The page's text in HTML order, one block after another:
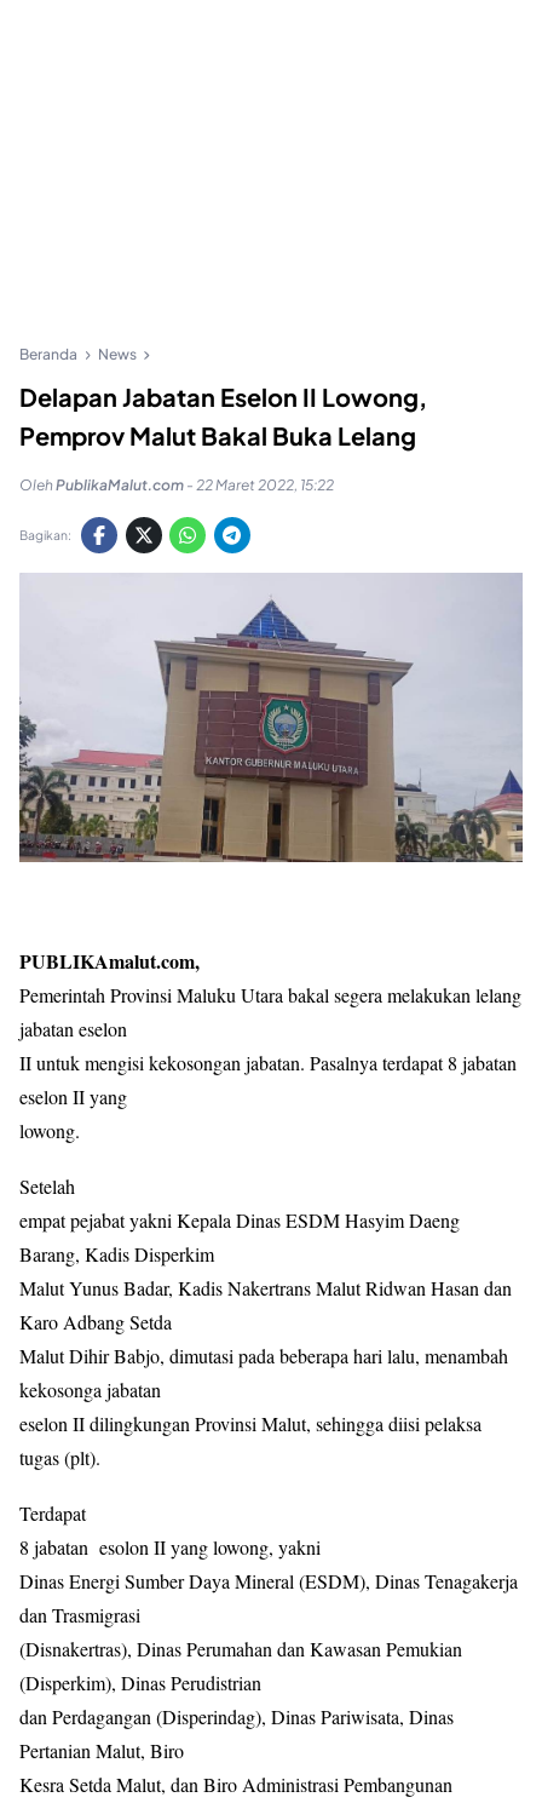
Beranda News
Delapan Jabatan Eselon II Lowong,
Pemprov Malut Bakal Buka Lelang
OlehPublikaMalut.com - 22 Maret 2022, 15:22
Bagikan:
PUBLIKAmalut.com,
Pemerintah Provinsi Maluku Utara bakal segera melakukan lelang
jabatan eselon
II untuk mengisi kekosongan jabatan. Pasalnya terdapat 8 jabatan
eselon II yang
lowong.
Setelah
empat pejabat yakni Kepala Dinas ESDM Hasyim Daeng
Barang, Kadis Disperkim
Malut Yunus Badar, Kadis Nakertrans Malut Ridwan Hasan dan
Karo Adbang Setda
Malut Dihir Babjo, dimutasi pada beberapa hari lalu, menambah
kekosonga jabatan
eselon II dilingkungan Provinsi Malut, sehingga diisi pelaksa
tugas (plt).
Terdapat
8 jabatan esolon II yang lowong, yakni
Dinas Energi Sumber Daya Mineral (ESDM), Dinas Tenagakerja
dan Trasmigrasi
(Disnakertras), Dinas Perumahan dan Kawasan Pemukian
(Disperkim), Dinas Perudistrian
dan Perdagangan (Disperindag), Dinas Pariwisata, Dinas
Pertanian Malut, Biro
Kesra Setda Malut, dan Biro Administrasi Pembangunan